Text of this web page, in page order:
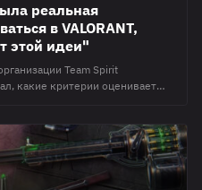
реальная
в VALORANT,
этой идеи"
Team Spirit
какие критерии оценивает
планами клуба на Deadlock. Он
нового проекта от Valve и
Ознакомиться со всеми